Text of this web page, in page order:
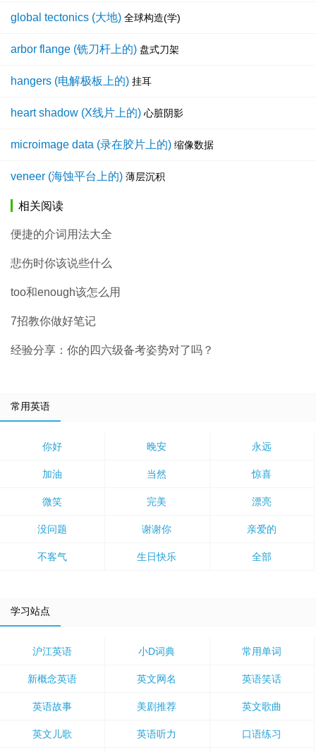
global tectonics (大地) 全球构造(学)
arbor flange (铣刀杆上的) 盘式刀架
hangers (电解极板上的) 挂耳
heart shadow (X线片上的) 心脏阴影
microimage data (录在胶片上的) 缩像数据
veneer (海蚀平台上的) 薄层沉积
相关阅读
便捷的介词用法大全
悲伤时你该说些什么
too和enough该怎么用
7招教你做好笔记
经验分享：你的四六级备考姿势对了吗？
常用英语
你好 晚安 永远
加油 当然 惊喜
微笑 完美 漂亮
没问题 谢谢你 亲爱的
不客气 生日快乐 全部
学习站点
沪江英语 小D词典 常用单词
新概念英语 英文网名 英语笑话
英语故事 美剧推荐 英文歌曲
英文儿歌 英语听力 口语练习